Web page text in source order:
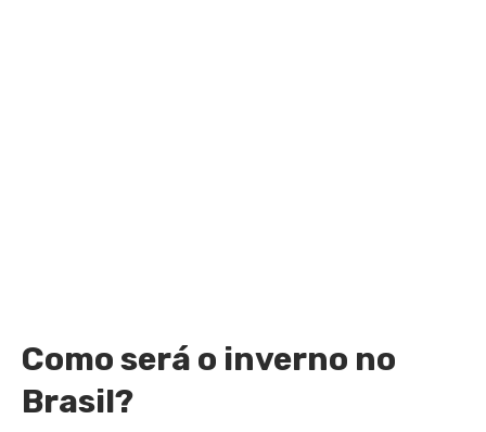
Como será o inverno no
Brasil?